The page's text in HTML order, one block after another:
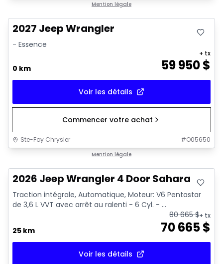
Mention légale
2027 Jeep Wrangler
- Essence
0 km 59 950$
+ tx
Voir les détails
Commencer votre achat
Ste-Foy Chrysler #O05650
Mention légale
2026 Jeep Wrangler 4 Door Sahara
Traction intégrale, Automatique, Moteur: V6 Pentastar
de 3,6 L VVT avec arrêt au ralenti - 6 Cyl. - ...
25 km 70 665$
80 665$+ tx
Voir les détails